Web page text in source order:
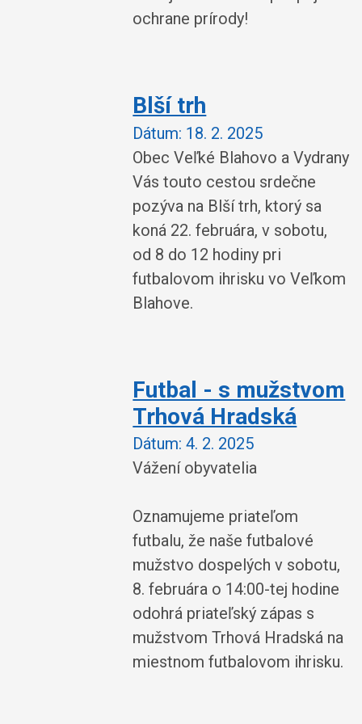
ochrane prírody!
Blší trh
Dátum: 18. 2. 2025
Obec Veľké Blahovo a Vydrany
Vás touto cestou srdečne
pozýva na Blší trh, ktorý sa
koná 22. februára, v sobotu,
od 8 do 12 hodiny pri
futbalovom ihrisku vo Veľkom
Blahove.
Futbal - s mužstvom
Trhová Hradská
Dátum: 4. 2. 2025
Vážení obyvatelia
Oznamujeme priateľom
futbalu, že naše futbalové
mužstvo dospelých v sobotu,
8. februára o 14:00-tej hodine
odohrá priateľský zápas s
mužstvom Trhová Hradská na
miestnom futbalovom ihrisku.